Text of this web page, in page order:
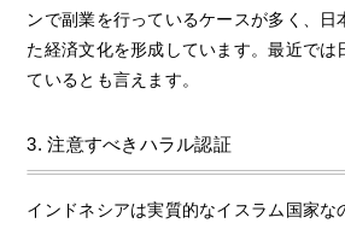
ンで副業を行っているケースが多く、日
た経済文化を形成しています。最近では
ているとも言えます。
3. 注意すべきハラル認証
インドネシアは実質的なイスラム国家な